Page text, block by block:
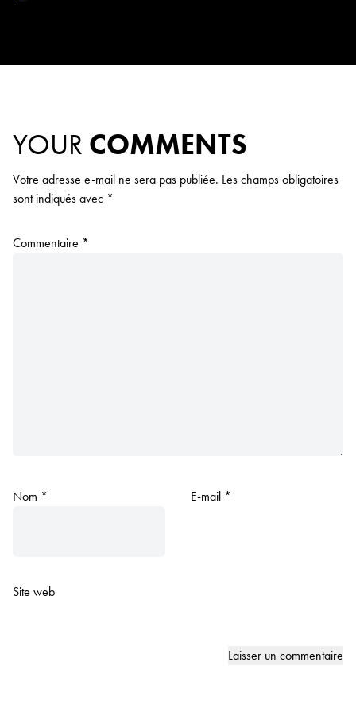
YOUR COMMENTS
Votre adresse e-mail ne sera pas publiée. Les champs obligatoires
sont indiqués avec *
Commentaire *
Nom * E-mail *
Site web